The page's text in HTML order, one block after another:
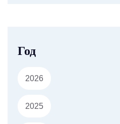
Год
2026
2025